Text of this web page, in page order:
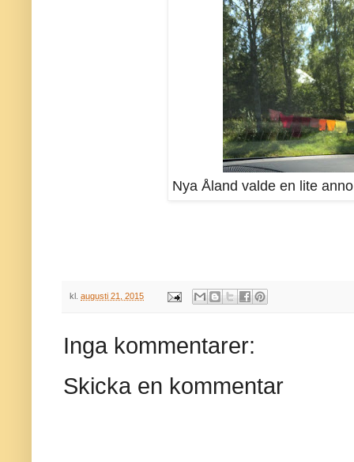
Nya Åland valde en lite
kl. augusti 21, 2015
Inga kommentarer:
Skicka en kommentar